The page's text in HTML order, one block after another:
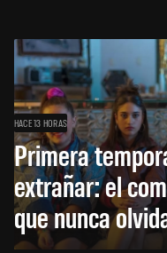
HACE 13 HORAS
Primera
extrañar: el
que nunca